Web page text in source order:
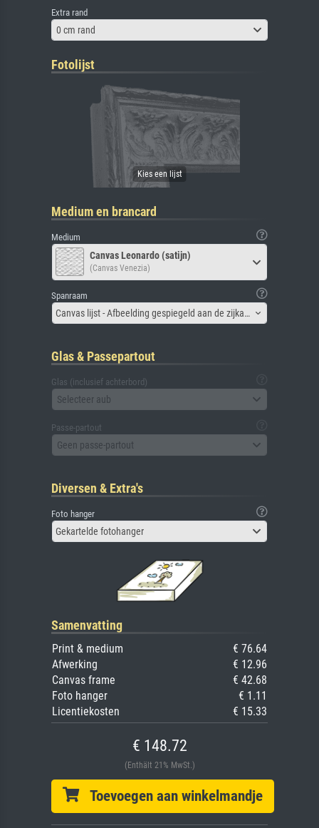
Extra rand
0 cm rand
Fotolijst
Medium en brancard
Medium
Canvas Leonardo (satijn)
(Canvas Venezia)
Spanraam
Canvas lijst - Afbeelding gespiegeld aan de zijkant
Glas & Passepartout
Glas (inclusief achterbord)
Selecteer aub
Passe-partout
Geen passe-partout
Diversen & Extra's
Foto hanger
Gekartelde fotohanger
Samenvatting
Print & medium
€ 76.64
Afwerking
€ 12.96
Canvas frame
€ 42.68
Foto hanger
€ 1.11
Licentiekosten
€ 15.33
€ 148.72
(Enthält 21% MwSt.)
Toevoegen aan winkelmandje